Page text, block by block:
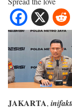
JAKARTA,